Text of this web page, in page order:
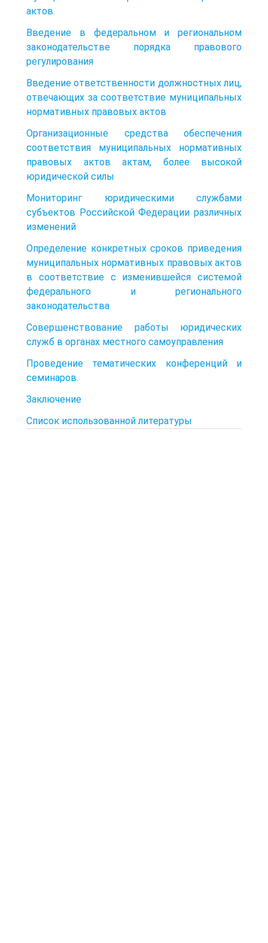
актов.
Введение в федеральном и региональном
законодательстве порядка правового
регулирования
Введение ответственности должностных лиц,
отвечающих за соответствие муниципальных
нормативных правовых актов
Организационные средства обеспечения
соответствия муниципальных нормативных
правовых актов актам, более высокой
юридической силы
Мониторинг юридическими службами
субъектов Российской Федерации различных
изменений
Определение конкретных сроков приведения
муниципальных нормативных правовых актов
в соответствие с изменившейся системой
федерального и регионального
законодательства
Совершенствование работы юридических
служб в органах местного самоуправления
Проведение тематических конференций и
семинаров.
Заключение
Список использованной литературы